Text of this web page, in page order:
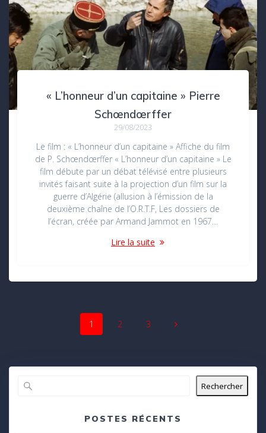
« L’honneur d’un capitaine » Pierre
Schœndœrffer
29/08/2023
Le film : « L’honneur d’un capitaine » Affiche du film
de P. Schœndœrffer « L’honneur d’un capitaine » Le
film débute par un débat télévisé entre plusieurs
invités faisant suite à la projection d’un film sur la
guerre d’Algérie (allusion à l’émission de la
deuxième chaîne de l’O.R.T.F, Les dossiers de
l’écran, créée par Armand Jammot en 1967…
Lire la suite
Navigation
des
Page
1 Page
2 Page
3
Rechercher
POSTES RÉCENTS